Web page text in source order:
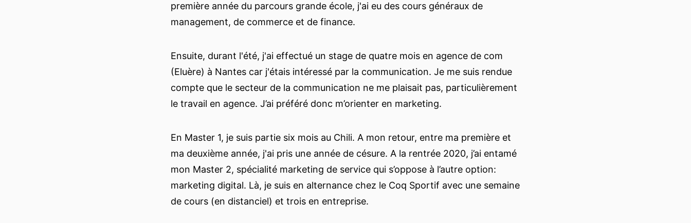
première année du parcours grande école, j'ai eu des cours généraux de
management, de commerce et de finance.
Ensuite, durant l'été, j'ai effectué un stage de quatre mois en agence de com
(Eluère) à Nantes car j'étais intéressé par la communication. Je me suis rendue
compte que le secteur de la communication ne me plaisait pas, particulièrement
le travail en agence. J’ai préféré donc m’orienter en marketing.
En Master 1, je suis partie six mois au Chili. A mon retour, entre ma première et
ma deuxième année, j'ai pris une année de césure. A la rentrée 2020, j’ai entamé
mon Master 2, spécialité marketing de service qui s’oppose à l’autre option:
marketing digital. Là, je suis en alternance chez le Coq Sportif avec une semaine
de cours (en distanciel) et trois en entreprise.